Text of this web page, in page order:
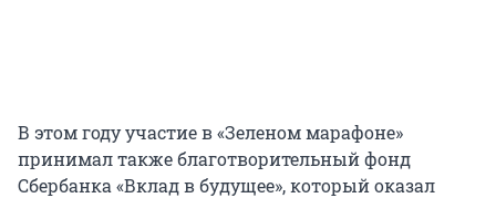
В этом году участие в «Зеленом марафоне»
принимал также благотворительный фонд
Сбербанка «Вклад в будущее», который оказал